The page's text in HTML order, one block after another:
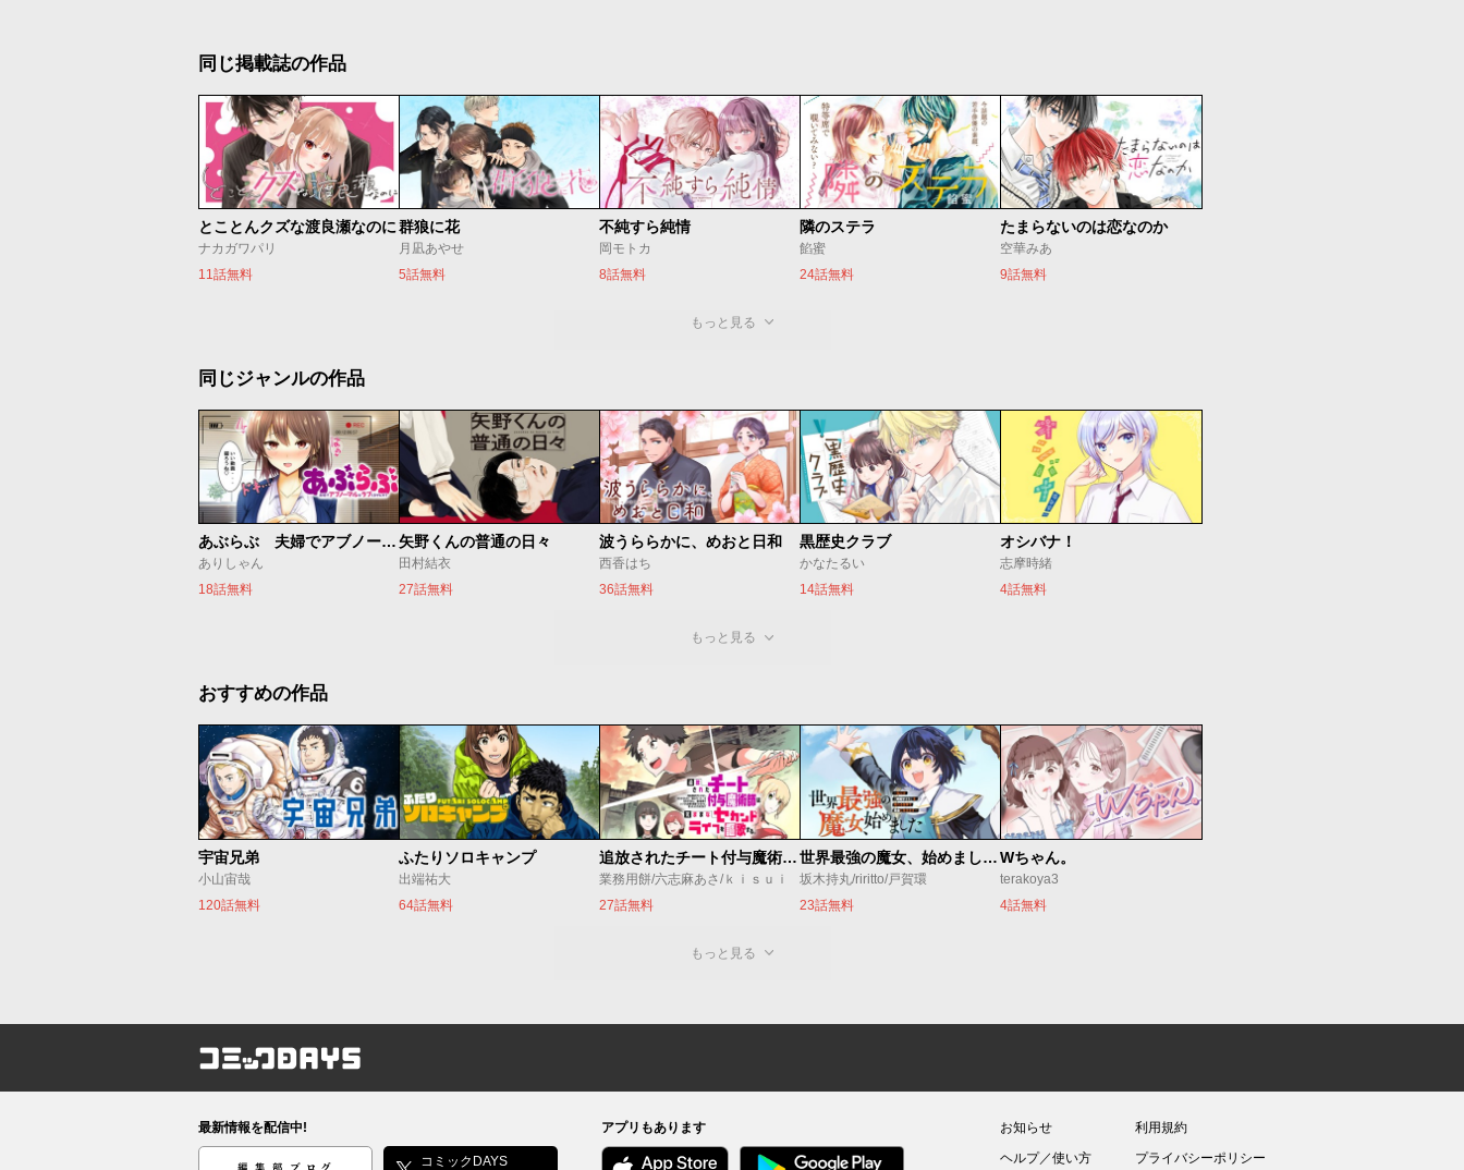
同じ掲載誌の作品
とことんクズな渡良瀬なのに
ナカガワパリ
11話無料
群狼に花
月凪あやせ
5話無料
不純すら純情
岡モトカ
8話無料
隣のステラ
餡蜜
24話無料
たまらないのは恋なのか
空華みあ
9話無料
もっと見る
同じジャンルの作品
あぶらぶ 夫婦でアブノーマルなラブしませんか？
ありしゃん
18話無料
矢野くんの普通の日々
田村結衣
27話無料
波うららかに、めおと日和
西香はち
36話無料
黒歴史クラブ
かなたるい
14話無料
オシバナ！
志摩時緒
4話無料
もっと見る
おすすめの作品
宇宙兄弟
小山宙哉
120話無料
ふたりソロキャンプ
出端祐大
64話無料
追放されたチート付与魔術師は気ままなセカンドライフを謳歌する。 ～俺は武器だけじゃなく、あらゆるものに『強化ポイント』を付与できるし、俺の意思でいつでも効果を解除できるけど、残った人たち大丈夫？～
業務用餅/六志麻あさ/ｋｉｓｕｉ
27話無料
世界最強の魔女、始めました ～私だけ『攻略サイト』を見れる世界で自由に生きます～
坂木持丸/riritto/戸賀環
23話無料
Wちゃん。
terakoya3
4話無料
もっと見る
コミックDAYS
最新情報を配信中!
編集部ブログ コミックDAYS
アプリもあります
お知らせ
ヘルプ／使い方
利用規約
プライバシーポリシー